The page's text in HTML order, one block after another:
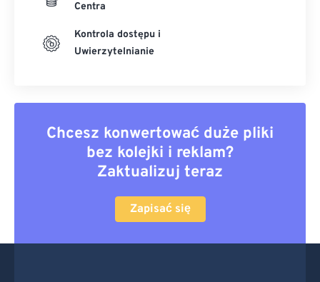
Centra
Kontrola dostępu i
Uwierzytelnianie
Chcesz konwertować duże pliki
bez kolejki i reklam?
Zaktualizuj teraz
Zapisać się